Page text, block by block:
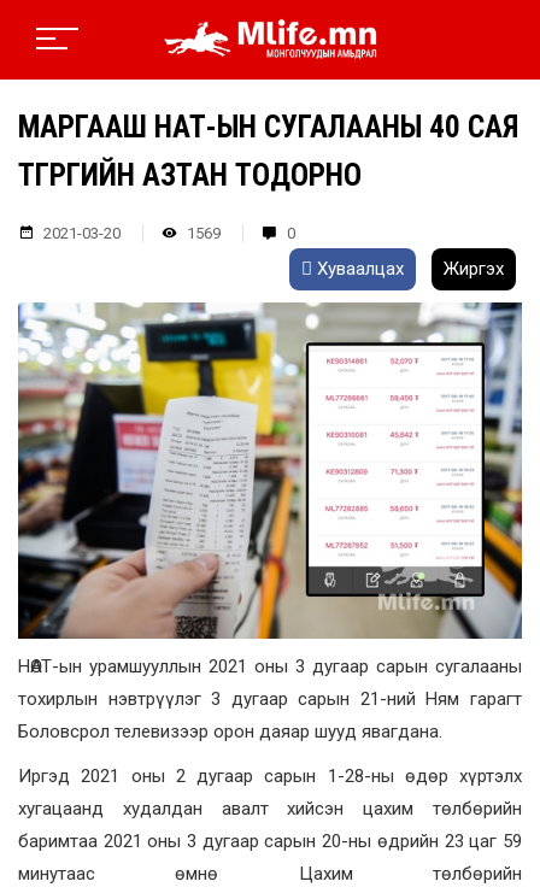
МАРГААШ НӨАТ-ЫН СУГАЛААНЫ 40 САЯ
ТӨГРӨГИЙН АЗТАН ТОДОРНО
2021-03-20 1569 0
Хуваалцах Жиргэх
НӨАТ-ын урамшууллын 2021 оны 3 дугаар сарын сугалааны
тохирлын нэвтрүүлэг 3 дугаар сарын 21-ний Ням гарагт
Боловсрол телевизээр орон даяар шууд явагдана.
Иргэд 2021 оны 2 дугаар сарын 1-28-ны өдөр хүртэлх
хугацаанд худалдан авалт хийсэн цахим төлбөрийн
баримтаа 2021 оны 3 дугаар сарын 20-ны өдрийн 23 цаг 59
минутаас өмнө Цахим төлбөрийн